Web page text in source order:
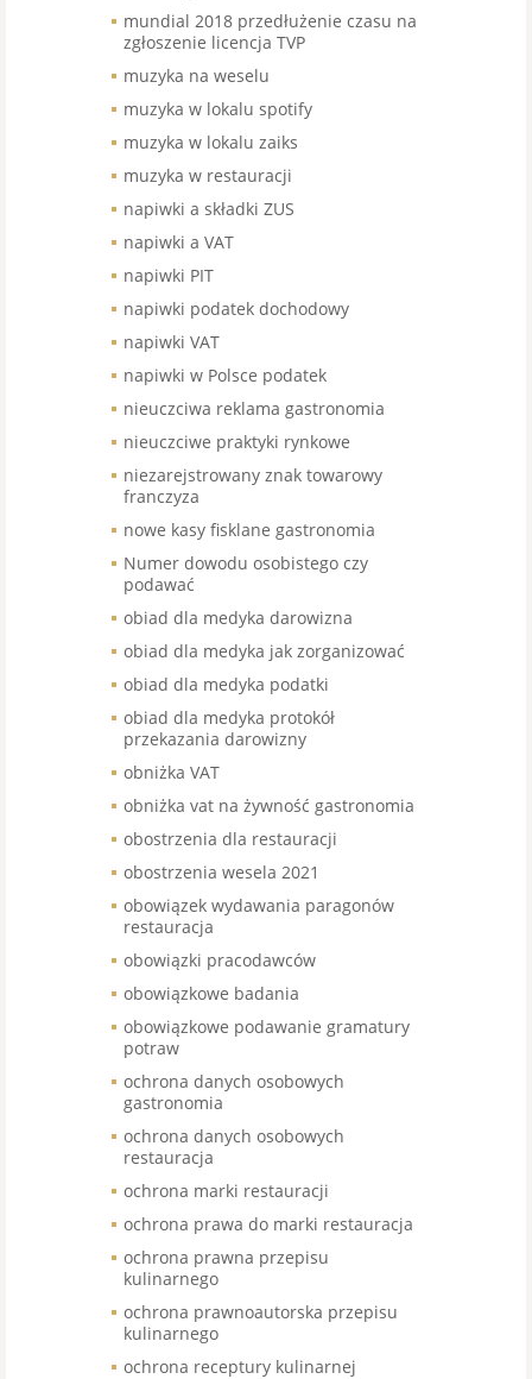
mundial 2018 przedłużenie czasu na
zgłoszenie licencja TVP
muzyka na weselu
muzyka w lokalu spotify
muzyka w lokalu zaiks
muzyka w restauracji
napiwki a składki ZUS
napiwki a VAT
napiwki PIT
napiwki podatek dochodowy
napiwki VAT
napiwki w Polsce podatek
nieuczciwa reklama gastronomia
nieuczciwe praktyki rynkowe
niezarejstrowany znak towarowy
franczyza
nowe kasy fisklane gastronomia
Numer dowodu osobistego czy
podawać
obiad dla medyka darowizna
obiad dla medyka jak zorganizować
obiad dla medyka podatki
obiad dla medyka protokół
przekazania darowizny
obniżka VAT
obniżka vat na żywność gastronomia
obostrzenia dla restauracji
obostrzenia wesela 2021
obowiązek wydawania paragonów
restauracja
obowiązki pracodawców
obowiązkowe badania
obowiązkowe podawanie gramatury
potraw
ochrona danych osobowych
gastronomia
ochrona danych osobowych
restauracja
ochrona marki restauracji
ochrona prawa do marki restauracja
ochrona prawna przepisu
kulinarnego
ochrona prawnoautorska przepisu
kulinarnego
ochrona receptury kulinarnej